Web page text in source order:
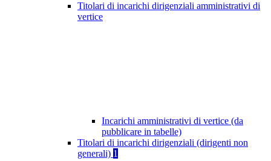
Titolari di incarichi dirigenziali amministrativi di
vertice
Incarichi amministrativi di vertice (da
pubblicare in tabelle)
Titolari di incarichi dirigenziali (dirigenti non
generali) 1